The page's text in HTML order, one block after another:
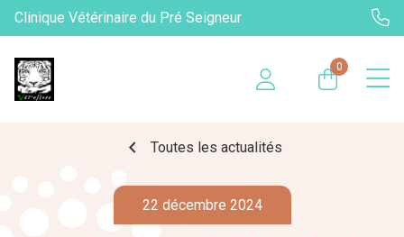
Clinique Vétérinaire du Pré Seigneur
0
chevron_left Toutes les actualités
22 décembre 2024